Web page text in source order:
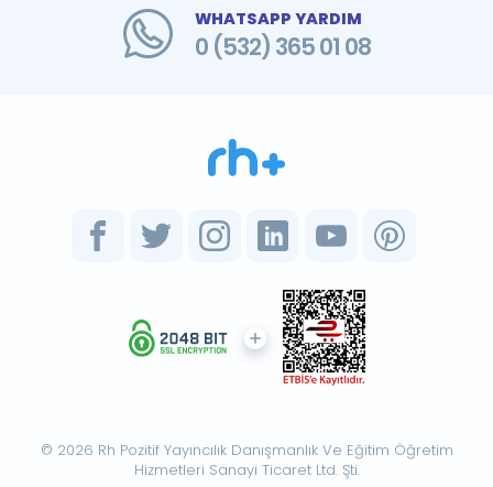
WHATSAPP YARDIM
0 (532) 365 01 08
© 2026 Rh Pozitif Yayıncılık Danışmanlık Ve Eğitim Öğretim
Hizmetleri Sanayi Ticaret Ltd. Şti.